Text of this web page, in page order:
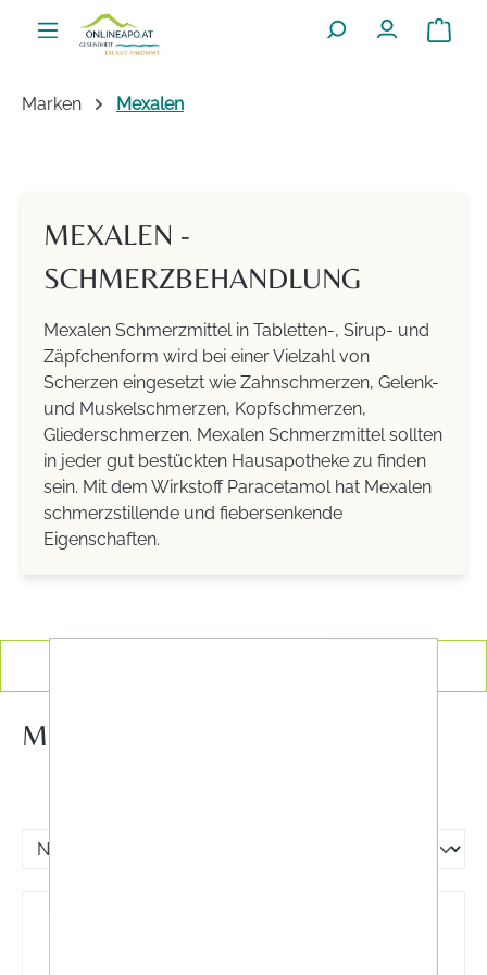
Zum Hauptinhalt springen
Marken Mexalen
MEXALEN -
SCHMERZBEHANDLUNG
Mexalen Schmerzmittel in Tabletten-, Sirup- und
Zäpfchenform wird bei einer Vielzahl von
Scherzen eingesetzt wie Zahnschmerzen, Gelenk-
und Muskelschmerzen, Kopfschmerzen,
Gliederschmerzen. Mexalen Schmerzmittel sollten
in jeder gut bestückten Hausapotheke zu finden
sein. Mit dem Wirkstoff Paracetamol hat Mexalen
schmerzstillende und fiebersenkende
Eigenschaften.
MEXALEN